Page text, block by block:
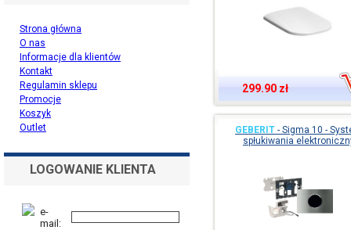
Strona główna
O nas
Informacje dla klientów
Kontakt
Regulamin sklepu
Promocje
Koszyk
Outlet
LOGOWANIE KLIENTA
e-
mail:
299.90 zł
GEBERIT - Sigma 10 -
spłukiwania